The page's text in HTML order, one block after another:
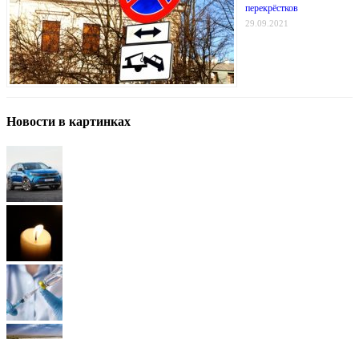
перекрёстков
29.09.2021
Новости в картинках